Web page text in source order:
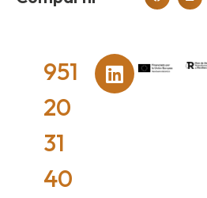
951
20
31
40